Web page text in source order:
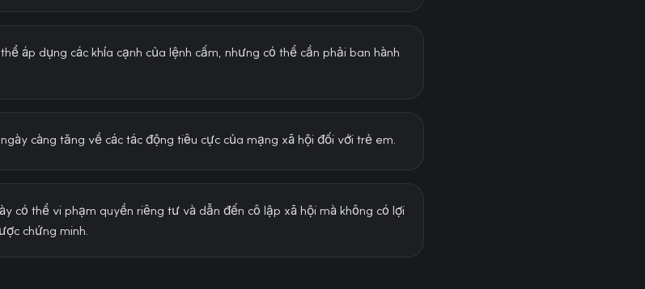
áp dụng các khía cạnh của lệnh cấm, nhưng có thể cần phải ban hành
càng tăng về các tác động tiêu cực của mạng xã hội đối với trẻ em.
có thể vi phạm quyền riêng tư và dẫn đến cô lập xã hội mà không có lợi
chứng minh.